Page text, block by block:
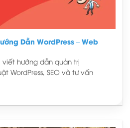
Dẫn WordPress – Web
hướng dẫn quản trị
WordPress, SEO và tư vấn